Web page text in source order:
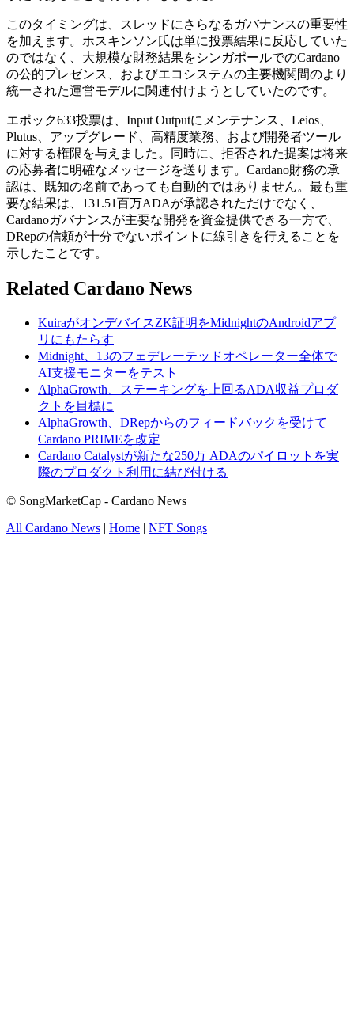
このタイミングは、スレッドにさらなるガバナンスの重要性
を加えます。ホスキンソン氏は単に投票結果に反応していた
のではなく、大規模な財務結果をシンガポールでのCardano
の公的プレゼンス、およびエコシステムの主要機関間のより
統一された運営モデルに関連付けようとしていたのです。
エポック633投票は、Input Outputにメンテナンス、Leios、
Plutus、アップグレード、高精度業務、および開発者ツール
に対する権限を与えました。同時に、拒否された提案は将来
の応募者に明確なメッセージを送ります。Cardano財務の承
認は、既知の名前であっても自動的ではありません。最も重
要な結果は、131.51百万ADAが承認されただけでなく、
Cardanoガバナンスが主要な開発を資金提供できる一方で、
DRepの信頼が十分でないポイントに線引きを行えることを
示したことです。
Related Cardano News
KuiraがオンデバイスZK証明をMidnightのAndroidアプ
リにもたらす
Midnight、13のフェデレーテッドオペレーター全体で
AI支援モニターをテスト
AlphaGrowth、ステーキングを上回るADA収益プロダ
クトを目標に
AlphaGrowth、DRepからのフィードバックを受けて
Cardano PRIMEを改定
Cardano Catalystが新たな250万 ADAのパイロットを実
際のプロダクト利用に結び付ける
© SongMarketCap - Cardano News
All Cardano News | Home | NFT Songs